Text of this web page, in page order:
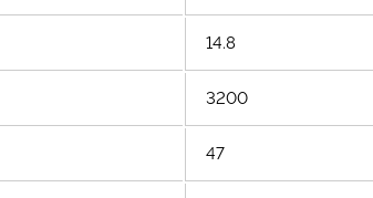
14.8
3200
47